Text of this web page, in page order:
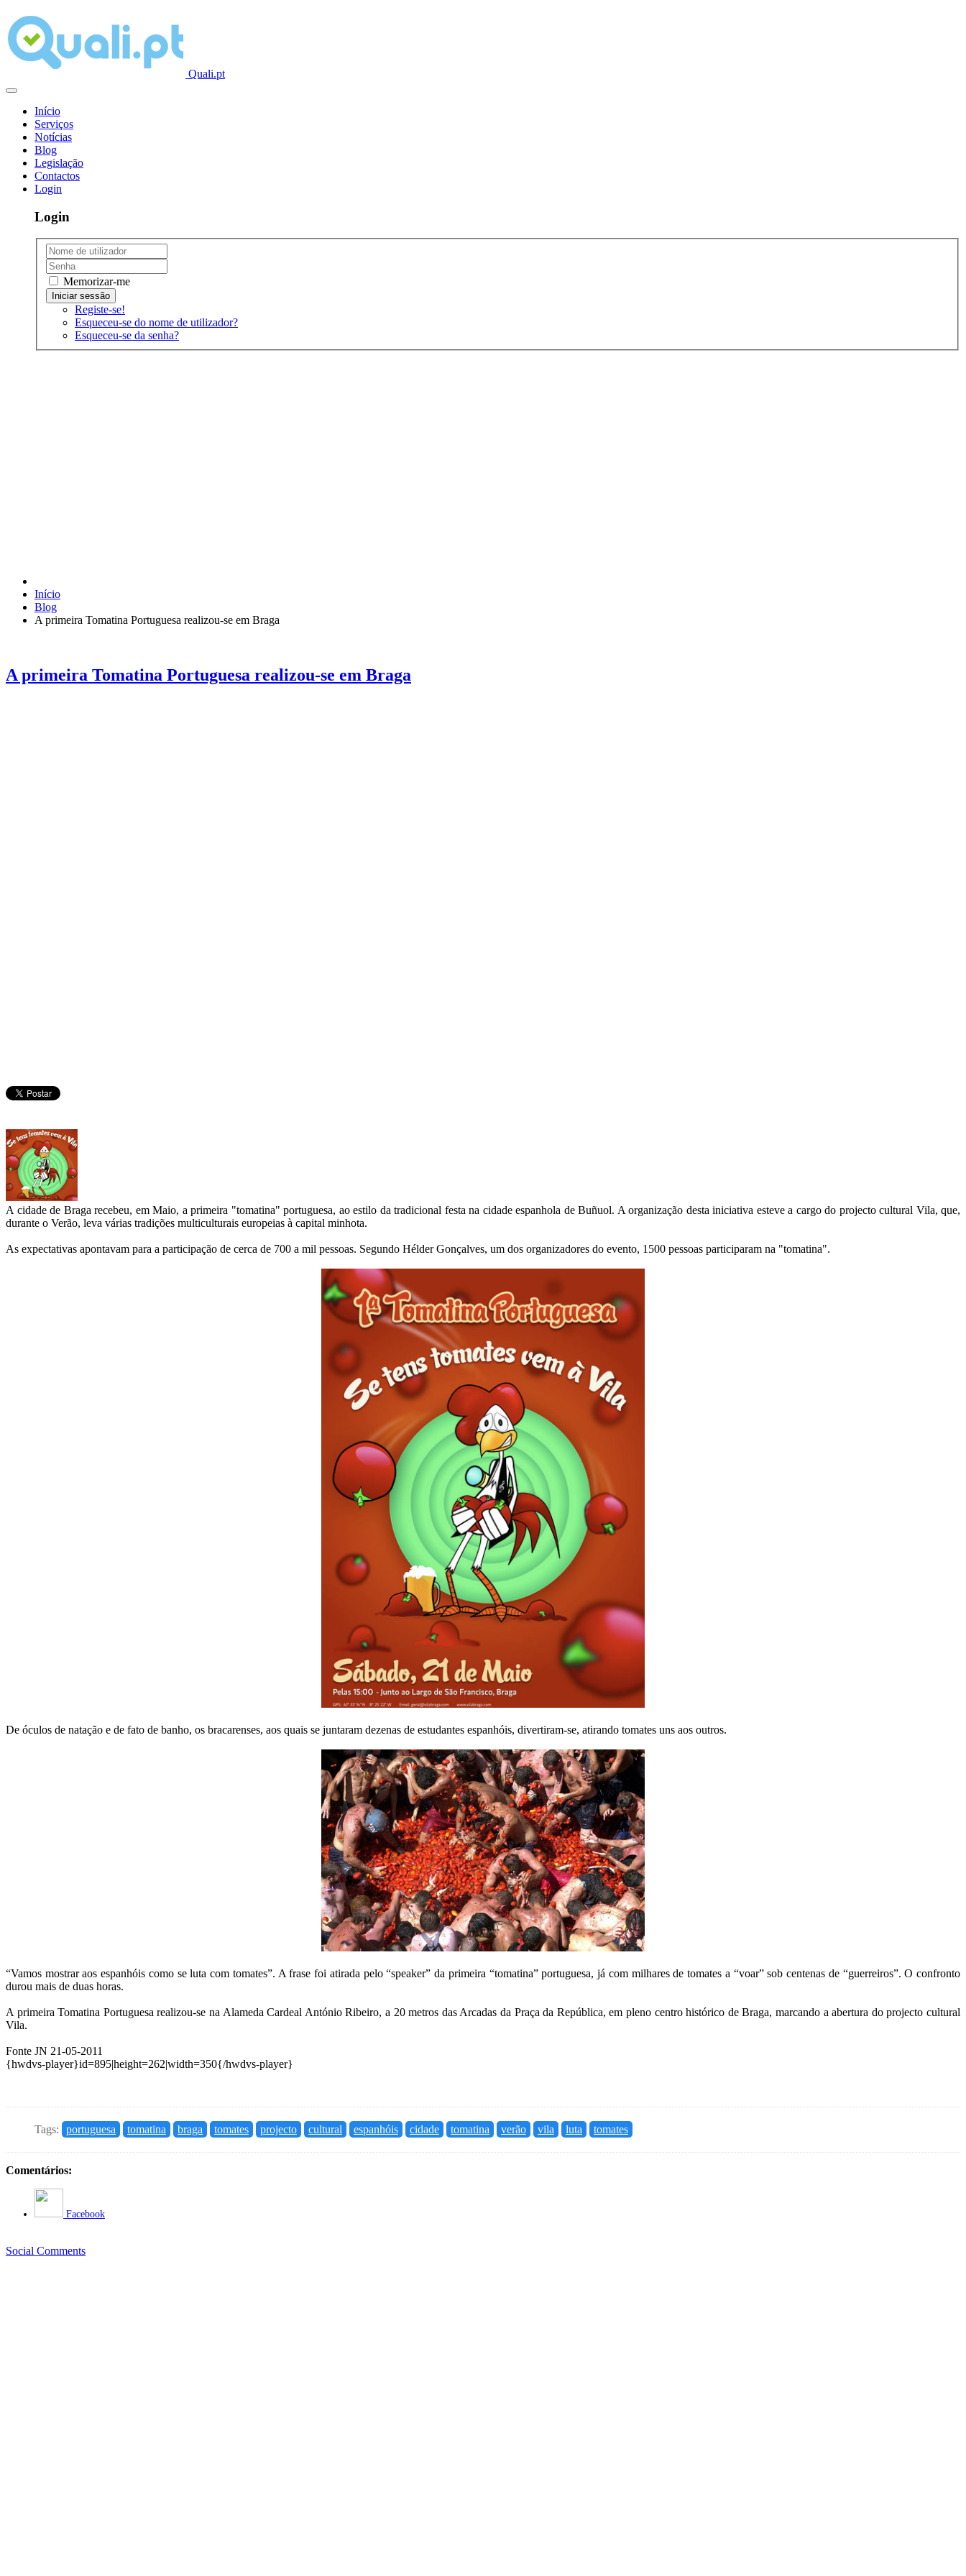
Quali.pt
Início
Serviços
Notícias
Blog
Legislação
Contactos
Login
Login
Memorizar-me
Registe-se!
Esqueceu-se do nome de utilizador?
Esqueceu-se da senha?
Início
Blog
A primeira Tomatina Portuguesa realizou-se em Braga
A primeira Tomatina Portuguesa realizou-se em Braga
A cidade de Braga recebeu, em Maio, a primeira "tomatina" portuguesa, ao estilo da tradicional festa na cidade espanhola de Buñuol. A organização desta iniciativa esteve a cargo do projecto cultural Vila, que,
durante o Verão, leva várias tradições multiculturais europeias à capital minhota.
As expectativas apontavam para a participação de cerca de 700 a mil pessoas. Segundo Hélder Gonçalves, um dos organizadores do evento, 1500 pessoas participaram na "tomatina".
De óculos de natação e de fato de banho, os bracarenses, aos quais se juntaram dezenas de estudantes espanhóis, divertiram-se, atirando tomates uns aos outros.
“Vamos mostrar aos espanhóis como se luta com tomates”. A frase foi atirada pelo “speaker” da primeira “tomatina” portuguesa, já com milhares de tomates a “voar” sob centenas de “guerreiros”. O confronto
durou mais de duas horas.
A primeira Tomatina Portuguesa realizou-se na Alameda Cardeal António Ribeiro, a 20 metros das Arcadas da Praça da República, em pleno centro histórico de Braga, marcando a abertura do projecto cultural
Vila.
Fonte JN 21-05-2011
{hwdvs-player}id=895|height=262|width=350{/hwdvs-player}
Tags: portuguesa tomatina braga tomates projecto cultural espanhóis cidade tomatina verão vila luta tomates
Comentários:
Facebook
Social Comments